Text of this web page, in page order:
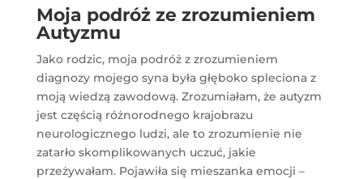
Moja podróż ze zrozumieniem
Autyzmu
Jako rodzic, moja podróż z zrozumieniem
diagnozy mojego syna była głęboko spleciona z
moją wiedzą zawodową. Zrozumiałam, że autyzm
jest częścią różnorodnego krajobrazu
neurologicznego ludzi, ale to zrozumienie nie
zatarło skomplikowanych uczuć, jakie
przeżywałam. Pojawiła się mieszanka emocji –